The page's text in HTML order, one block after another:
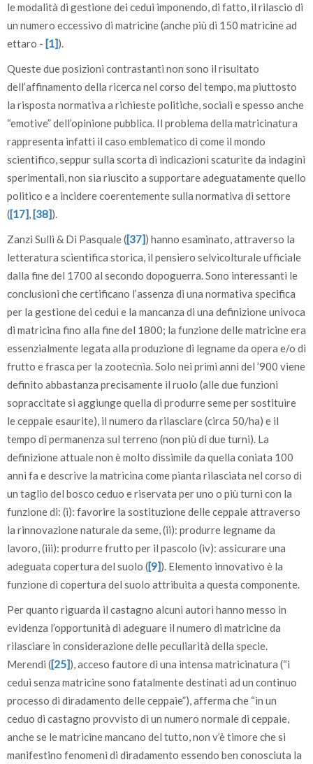
le modalità di gestione dei cedui imponendo, di fatto, il rilascio di
un numero eccessivo di matricine (anche più di 150 matricine ad
ettaro - [1]).
Queste due posizioni contrastanti non sono il risultato
dell’affinamento della ricerca nel corso del tempo, ma piuttosto
la risposta normativa a richieste politiche, sociali e spesso anche
“emotive” dell’opinione pubblica. Il problema della matricinatura
rappresenta infatti il caso emblematico di come il mondo
scientifico, seppur sulla scorta di indicazioni scaturite da indagini
sperimentali, non sia riuscito a supportare adeguatamente quello
politico e a incidere coerentemente sulla normativa di settore
([17],[38]).
Zanzi Sulli & Di Pasquale ([37]) hanno esaminato, attraverso la
letteratura scientifica storica, il pensiero selvicolturale ufficiale
dalla fine del 1700 al secondo dopoguerra. Sono interessanti le
conclusioni che certificano l’assenza di una normativa specifica
per la gestione dei cedui e la mancanza di una definizione univoca
di matricina fino alla fine del 1800; la funzione delle matricine era
essenzialmente legata alla produzione di legname da opera e/o di
frutto e frasca per la zootecnia. Solo nei primi anni del ’900 viene
definito abbastanza precisamente il ruolo (alle due funzioni
sopraccitate si aggiunge quella di produrre seme per sostituire
le ceppaie esaurite), il numero da rilasciare (circa 50/ha) e il
tempo di permanenza sul terreno (non più di due turni). La
definizione attuale non è molto dissimile da quella coniata 100
anni fa e descrive la matricina come pianta rilasciata nel corso di
un taglio del bosco ceduo e riservata per uno o più turni con la
funzione di: (i): favorire la sostituzione delle ceppaie attraverso
la rinnovazione naturale da seme, (ii): produrre legname da
lavoro, (iii): produrre frutto per il pascolo (iv): assicurare una
adeguata copertura del suolo ([9]). Elemento innovativo è la
funzione di copertura del suolo attribuita a questa componente.
Per quanto riguarda il castagno alcuni autori hanno messo in
evidenza l’opportunità di adeguare il numero di matricine da
rilasciare in considerazione delle peculiarità della specie.
Merendi ([25]), acceso fautore di una intensa matricinatura (“i
cedui senza matricine sono fatalmente destinati ad un continuo
processo di diradamento delle ceppaie”), afferma che “in un
ceduo di castagno provvisto di un numero normale di ceppaie,
anche se le matricine mancano del tutto, non v’è timore che si
manifestino fenomeni di diradamento essendo ben conosciuta la